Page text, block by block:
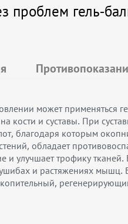
гель-
может применяться
кости и суставы. При
благодаря которым
обладает
улучшает трофику тканей.
и растяжениях мышц.